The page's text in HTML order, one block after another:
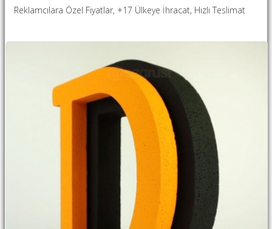
Reklamcılara Özel Fiyatlar, +17 Ülkeye İhracat, Hızlı Teslimat